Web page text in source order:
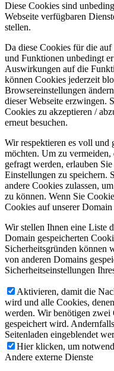
Diese Cookies sind
Webseite verfügbaren
stellen.
Da diese Cookies für die
und Funktionen unbedingt
Auswirkungen auf die
können Cookies jederzeit
Browsereinstellungen
dieser Webseite erzwingen.
Cookies zu akzeptieren /
erneut besuchen.
Wir respektieren es voll und
möchten. Um zu
gefragt werden, erlauben
Einstellungen zu speichern.
andere Cookies zulassen,
zu können. Wenn Sie
Cookies auf unserer Domain
Wir stellen Ihnen eine Liste
Domain gespeicherten
Sicherheitsgründen können
von anderen Domains
Sicherheitseinstellungen
Aktivieren, damit die
wird und alle Cookies,
werden. Wir benötigen zwei
gespeichert wird.
Seitenladen eingeblendet
Hier klicken, um
Andere externe Dienste